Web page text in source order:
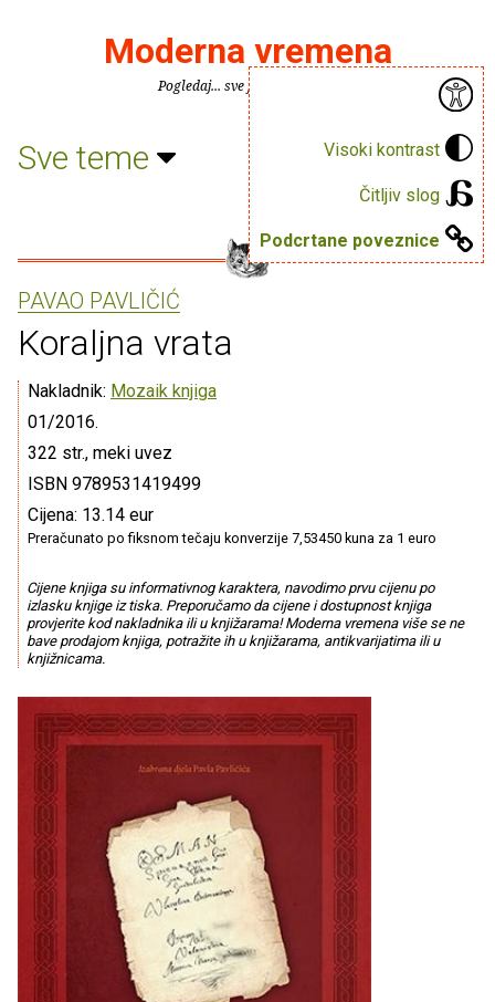
Visoki kontrast
Čitljiv slog
Podcrtane poveznice
Moderna vremena
Pogledaj... sve je puno knjiga.
Sve teme
PAVAO PAVLIČIĆ
Koraljna vrata
Nakladnik: Mozaik knjiga
01/2016.
322 str., meki uvez
ISBN 9789531419499
Cijena: 13.14 eur
Preračunato po fiksnom tečaju konverzije 7,53450 kuna za 1 euro
Cijene knjiga su informativnog karaktera, navodimo prvu cijenu po
izlasku knjige iz tiska. Preporučamo da cijene i dostupnost knjiga
provjerite kod nakladnika ili u knjižarama! Moderna vremena više se ne
bave prodajom knjiga, potražite ih u knjižarama, antikvarijatima ili u
knjižnicama.